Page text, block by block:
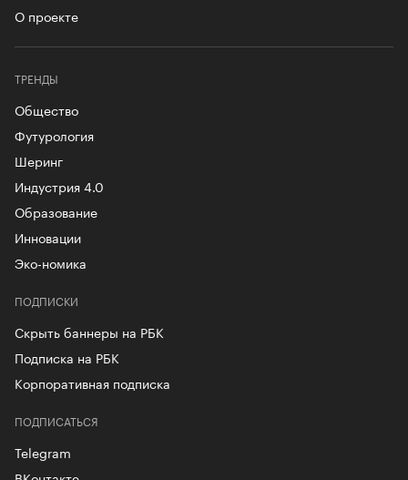
О проекте
ТРЕНДЫ
Общество
Футурология
Шеринг
Индустрия 4.0
Образование
Инновации
Эко-номика
ПОДПИСКИ
Скрыть баннеры на РБК
Подписка на РБК
Корпоративная подписка
ПОДПИСАТЬСЯ
Telegram